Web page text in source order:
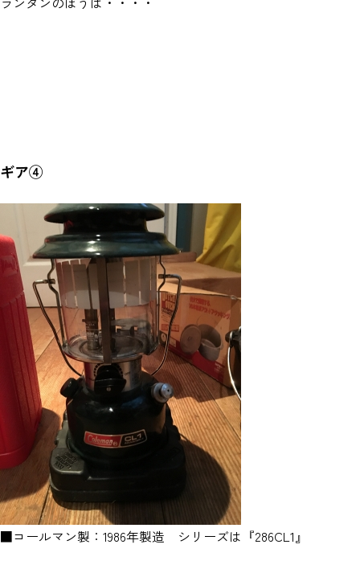
ギア④
■コールマン製：1986年製造 シリーズは『286CL1』